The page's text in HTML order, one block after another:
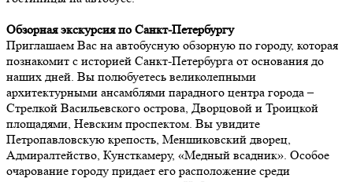
Обзорная экскурсия по Санкт-Петербургу
Приглашаем Вас на автобусную обзорную по городу, которая
познакомит с историей Санкт-Петербурга от основания до
наших дней. Вы полюбуетесь великолепными
архитектурными ансамблями парадного центра города –
Стрелкой Васильевского острова, Дворцовой и Троицкой
площадями, Невским проспектом. Вы увидите
Петропавловскую крепость, Меншиковский дворец,
Адмиралтейство, Кунсткамеру, «Медный всадник». Особое
очарование городу придает его расположение среди